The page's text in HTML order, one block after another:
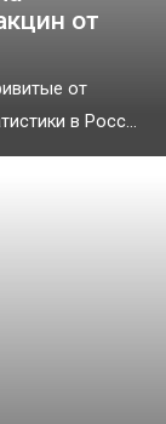
от
от
в Росс...